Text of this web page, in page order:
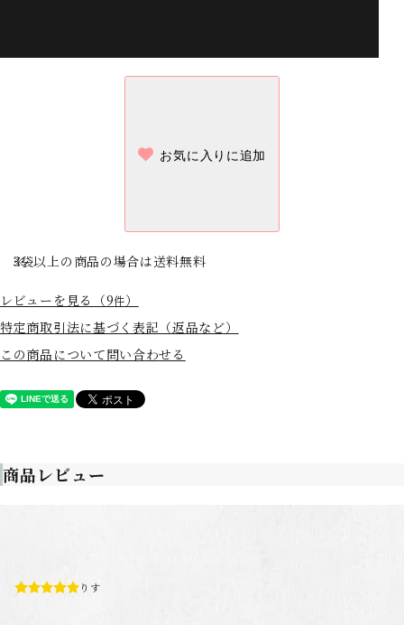
お気に入り
3袋以上の商品の場合は送料無料
レビューを見る（9件）
特定商取引法に基づく表記（返品など）
この商品について問い合わせる
商品レビュー
りす